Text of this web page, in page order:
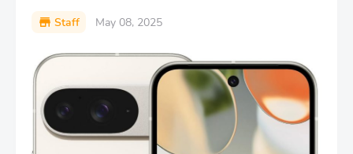
Staff May 08, 2025